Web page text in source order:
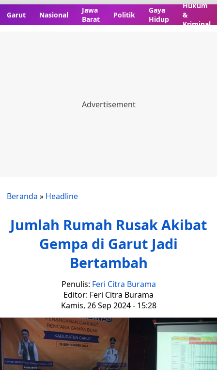
Garut Nasional
Jawa
Barat
Politik
Gaya
Hidup
Hukum
&
Kriminal
Beranda » Headline
Jumlah Rumah Rusak Akibat
Gempa di Garut Jadi
Bertambah
Penulis: Feri Citra Burama
Editor: Feri Citra Burama
Kamis, 26 Sep 2024 - 15:28